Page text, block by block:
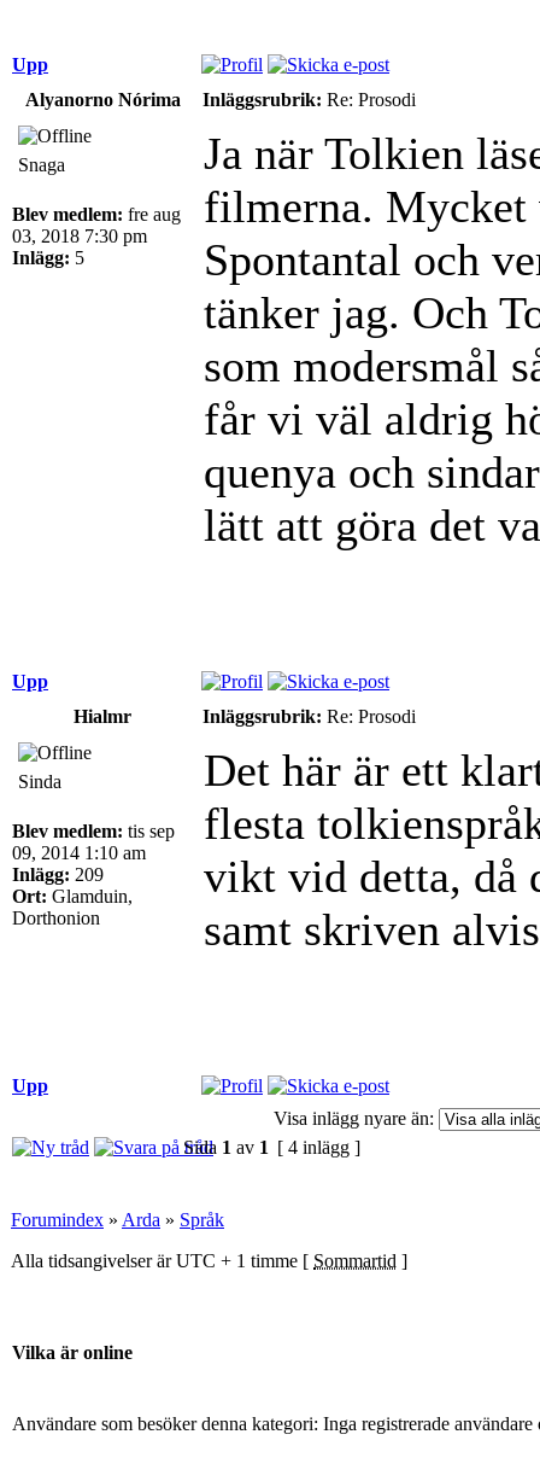
Upp
Alyanorno Nórima
Inläggsrubrik: Re: Prosodi
Snaga
Blev medlem: fre aug
03, 2018 7:30 pm
Inlägg: 5
Ja när Tolkien
filmerna. Mycket
Spontantal och
tänker jag. Och
som modersmål
får vi väl aldrig
quenya och
lätt att göra det
Upp
Hialmr
Inläggsrubrik: Re: Prosodi
Sinda
Blev medlem: tis sep
09, 2014 1:10 am
Inlägg: 209
Ort: Glamduin,
Dorthonion
Det här är ett
flesta
vikt vid detta, då
samt skriven
Upp
Visa inlägg nyare än:
Sida 1 av 1 [ 4 inlägg ]
Forumindex » Arda » Språk
Alla tidsangivelser är UTC + 1 timme [ Sommartid ]
Vilka är online
Användare som besöker denna kategori: Inga registrerade användare